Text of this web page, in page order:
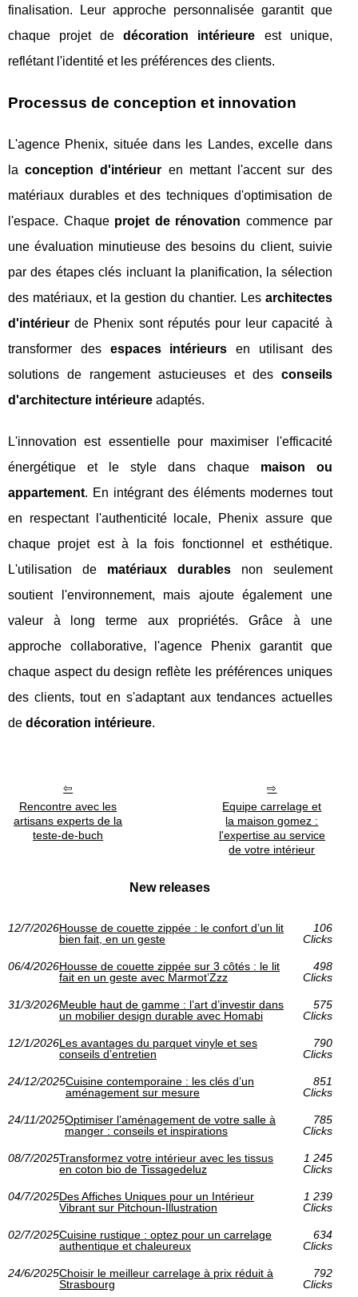
finalisation. Leur approche personnalisée garantit que
chaque projet dedécoration intérieure est unique,
reflétant l'identité et les préférences des clients.
Processus de conception et innovation
L'agence Phenix, située dans les Landes, excelle dans
laconception d'intérieur en mettant l'accent sur des
matériaux durables et des techniques d'optimisation de
l'espace. Chaque projet de rénovation commence par
une évaluation minutieuse des besoins du client, suivie
par des étapes clés incluant la planification, la sélection
des matériaux, et la gestion du chantier. Les architectes
d'intérieur de Phenix sont réputés pour leur capacité à
transformer des espaces intérieurs en utilisant des
solutions de rangement astucieuses et des conseils
d'architecture intérieure adaptés.
L'innovation est essentielle pour maximiser l'efficacité
énergétique et le style dans chaque maison ou
appartement. En intégrant des éléments modernes tout
en respectant l'authenticité locale, Phenix assure que
chaque projet est à la fois fonctionnel et esthétique.
L'utilisation de matériaux durablesnon seulement
soutient l'environnement, mais ajoute également une
valeur à long terme aux propriétés. Grâce à une
approche collaborative, l'agence Phenix garantit que
chaque aspect du design reflète les préférences uniques
des clients, tout en s'adaptant aux tendances actuelles
de décoration intérieure.
Rencontre avec les
artisans experts de la
teste-de-buch
Equipe carrelage et
la maison gomez :
l'expertise au service
de votre intérieur
New releases
12/7/2026Housse de couette zippée : le confort d’un lit
bien fait, en un geste
106
Clicks
06/4/2026Housse de couette zippée sur 3 côtés : le lit
fait en un geste avec Marmot’Zzz
498
Clicks
31/3/2026Meuble haut de gamme : l’art d’investir dans
un mobilier design durable avec Homabi
575
Clicks
12/1/2026Les avantages du parquet vinyle et ses
conseils d’entretien
790
Clicks
24/12/2025Cuisine contemporaine : les clés d’un
aménagement sur mesure
851
Clicks
24/11/2025Optimiser l’aménagement de votre salle à
manger : conseils et inspirations
785
Clicks
08/7/2025Transformez votre intérieur avec les tissus
en coton bio de Tissagedeluz
1 245
Clicks
04/7/2025Des Affiches Uniques pour un Intérieur
Vibrant sur Pitchoun-Illustration
1 239
Clicks
02/7/2025Cuisine rustique : optez pour un carrelage
authentique et chaleureux
634
Clicks
24/6/2025Choisir le meilleur carrelage à prix réduit à
Strasbourg
792
Clicks